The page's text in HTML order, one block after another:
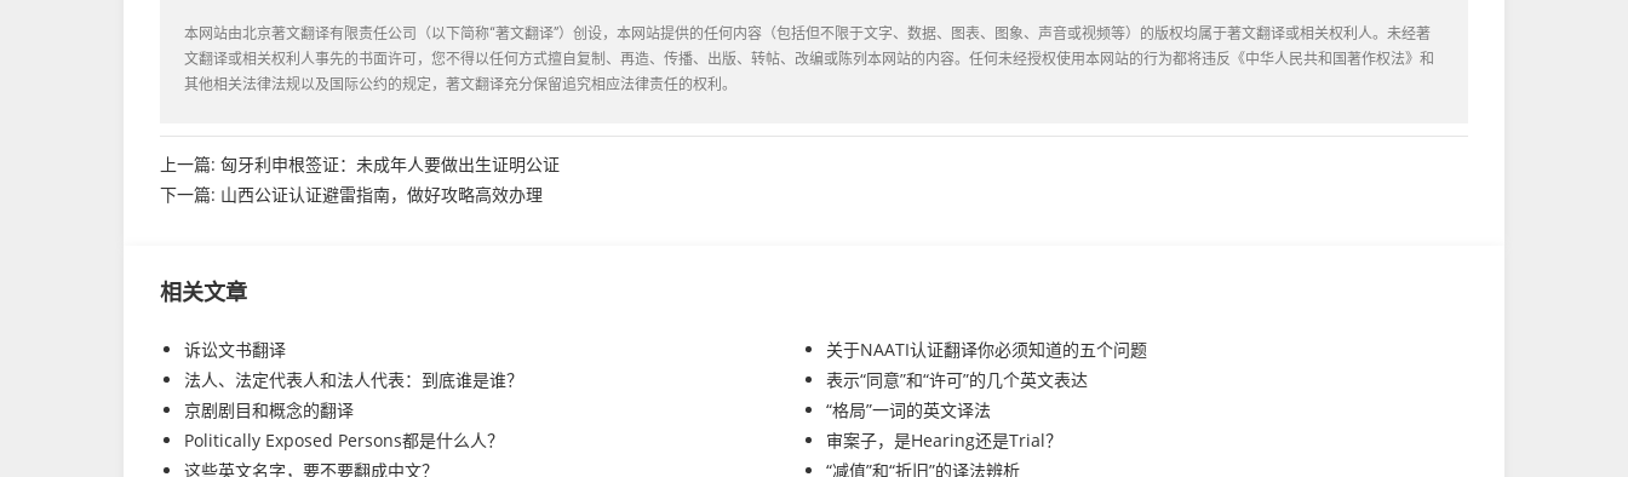
本网站由北京著文翻译有限责任公司（以下简称“著文翻译”）创设，本网站提供的任何内容（包括但不限于文字、数据、图表、图象、声音或视频等）的版权均属于著文翻译或相关权利人。未经著
文翻译或相关权利人事先的书面许可，您不得以任何方式擅自复制、再造、传播、出版、转帖、改编或陈列本网站的内容。任何未经授权使用本网站的行为都将违反《中华人民共和国著作权法》和
其他相关法律法规以及国际公约的规定，著文翻译充分保留追究相应法律责任的权利。
上一篇: 匈牙利申根签证：未成年人要做出生证明公证
下一篇: 山西公证认证避雷指南，做好攻略高效办理
相关文章
诉讼文书翻译
关于NAATI认证翻译你必须知道的五个问题
法人、法定代表人和法人代表：到底谁是谁？
表示“同意”和“许可”的几个英文表达
京剧剧目和概念的翻译
“格局”一词的英文译法
Politically Exposed Persons都是什么人？
审案子，是Hearing还是Trial？
这些英文名字，要不要翻成中文？
“减值”和“折旧”的译法辨析